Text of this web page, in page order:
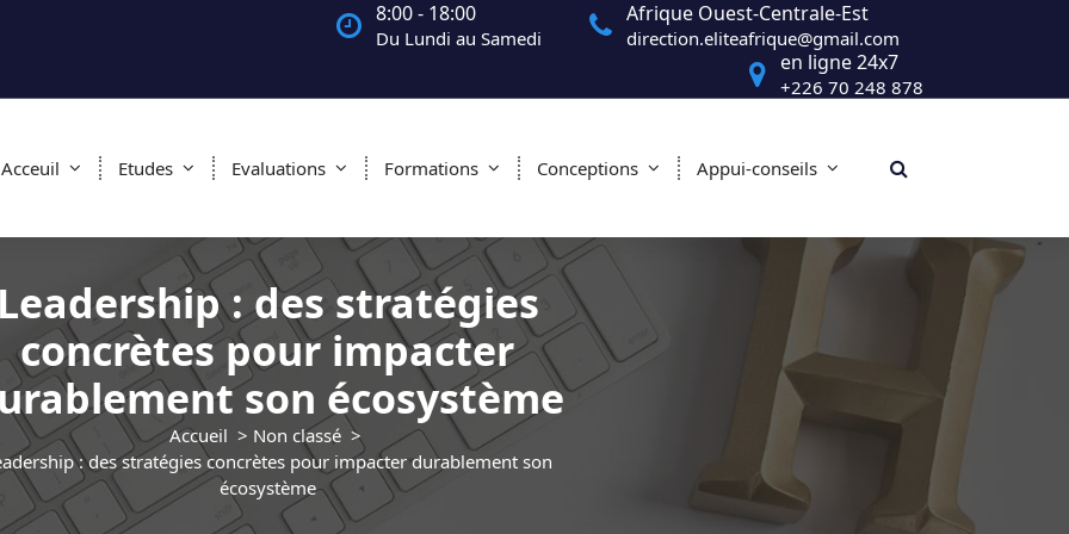
8:00 - 18:00
Du Lundi au Samedi
Afrique Ouest-Centrale-Est
direction.eliteafrique@gmail.com
en ligne 24x7
+226 70 248 878
Acceuil Etudes Evaluations Formations Conceptions Appui-conseils
Leadership : des stratégies
concrètes pour impacter
son écosystème
Accueil > Non classé>
: des stratégies concrètes pour impacter durablement son
écosystème